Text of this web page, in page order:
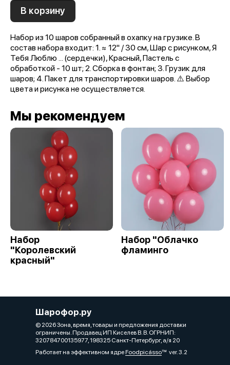
В корзину
Набор из 10 шаров собранный в охапку на грузике. В
состав набора входит: 1. ≈ 12'' / 30 см, Шар с рисунком, Я
Тебя Люблю ... (сердечки), Красный, Пастель с
обработкой - 10 шт; 2. Сборка в фонтан; 3. Грузик для
шаров; 4. Пакет для транспортировки шаров. ⚠️ Выбор
цвета и рисунка не осуществляется.
Мы рекомендуем
Набор
"Королевский
красный"
Набор "Облачко
фламинго
Шарофор.ру
© 2026 Зона, время, товары и предложения доставки
ограничены. Продавец ИП Киселев В. В. ОГРНИП:
320784700135977, 198325 Санкт-Петербург, а/я 20
Работает на эффективном ядреFoodpicássover. 3.2